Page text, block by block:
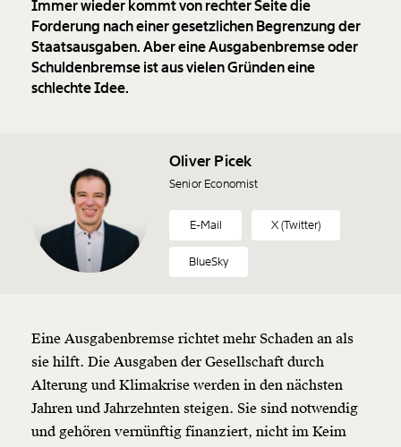
Immer wieder kommt von rechter Seite die
Forderung nach einer gesetzlichen Begrenzung der
Staatsausgaben. Aber eine Ausgabenbremse oder
Schuldenbremse ist aus vielen Gründen eine
schlechte Idee.
Oliver Picek
Senior Economist
E-Mail X (Twitter)
BlueSky
Eine Ausgabenbremse richtet mehr Schaden an als
sie hilft. Die Ausgaben der Gesellschaft durch
Alterung und Klimakrise werden in den nächsten
Jahren und Jahrzehnten steigen. Sie sind notwendig
und gehören vernünftig finanziert, nicht im Keim